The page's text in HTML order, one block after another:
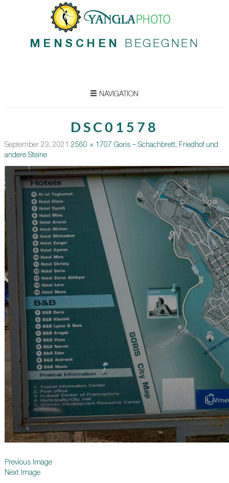
MENSCHEN BEGEGNEN
NAVIGATION
DSC01578
September 23, 2021 2560 × 1707 Goris – Schachbrett, Friedhof und
andere Steine
Previous Image
Next Image